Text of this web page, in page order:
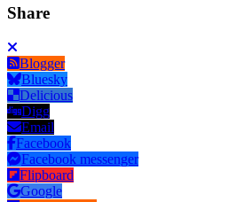
Share
Blogger
Bluesky
Delicious
Digg
Email
Facebook
Facebook messenger
Flipboard
Google